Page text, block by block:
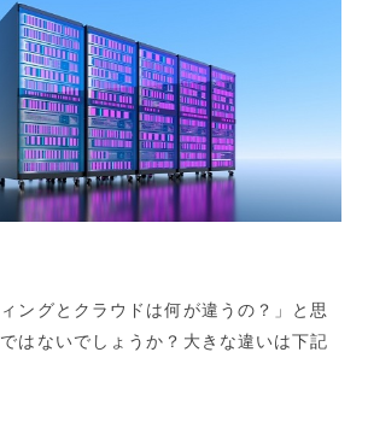
ングとクラウドは何が違うの？」と思
はないでしょうか？大きな違いは下記